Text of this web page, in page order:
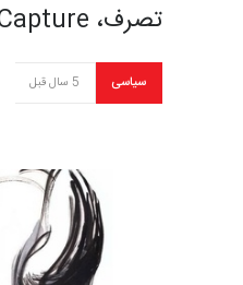
تصرف، Capture
سیاسی 5 سال قبل